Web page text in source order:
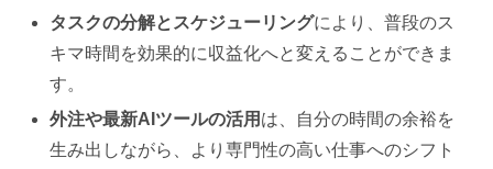
タスクの分解とスケジューリングにより、普段のス
キマ時間を効果的に収益化へと変えることができま
す。
外注や最新AIツールの活用 は、自分の時間の余裕を
生み出しながら、より専門性の高い仕事へのシフト